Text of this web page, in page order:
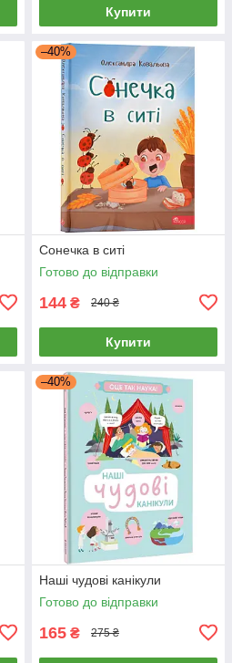
Купити
–40%
Сонечка в ситі
Готово до відправки
144 ₴ 240 ₴
Купити
–40%
Наші чудові канікули
Готово до відправки
165 ₴ 275 ₴